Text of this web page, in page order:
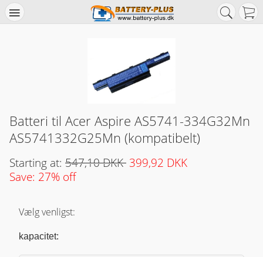
Batteri til Acer Aspire AS5741-334G32Mn
AS5741332G25Mn (kompatibelt)
Starting at: 547,10 DKK 399,92 DKK
Save: 27% off
Vælg venligst:
kapacitet: